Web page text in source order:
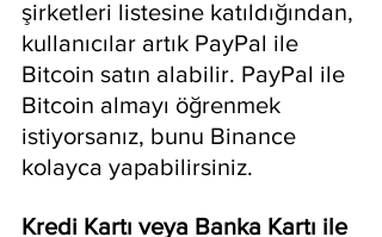
şirketleri listesine katıldığından,
kullanıcılar artık PayPal ile
Bitcoin satın alabilir. PayPal ile
Bitcoin almayı öğrenmek
istiyorsanız, bunu Binance
kolayca yapabilirsiniz.
Kredi Kartı veya Banka Kartı ile